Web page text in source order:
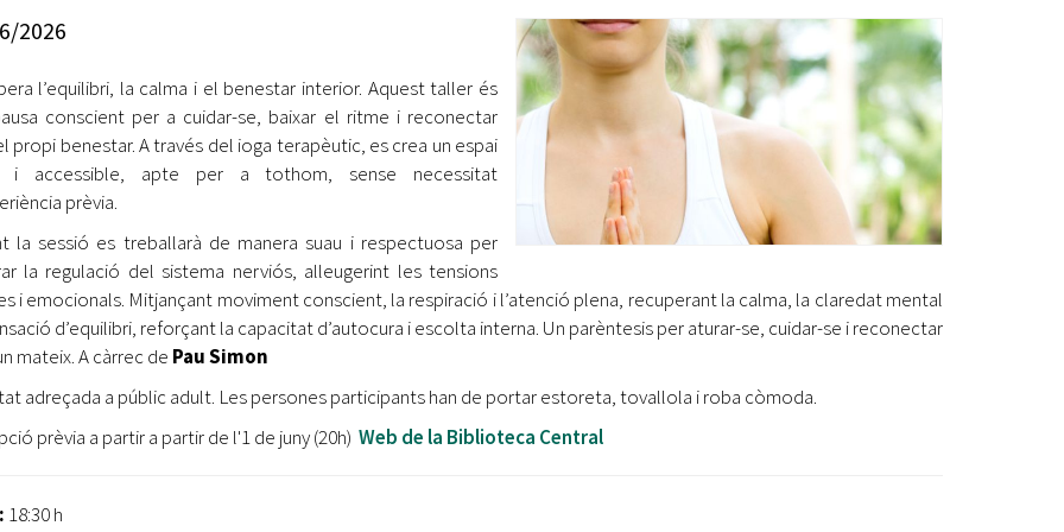
Ètica i Integritat
Retiment de Comptes
Accés a Informació Pública
Dades Obertes
jove 2026
Cerdanyola opta a més de 5 milions d'euros del Pla de
Barris per transformar les Fontetes, Quatre Cantons i
l'entorn de l'avinguda Catalunya
El FIT presenta el cartell de la seva 16a edició i dona el
tret de sortida al festival
L’Ajuntament reparteix ulleres gratuïtes per veure
l'eclipsi solar
Entitats
Equipaments
Mercats Municipals
2026
l’equilibri, la calma i el benestar interior. Aquest taller és
conscient per a cuidar-se, baixar el ritme i reconectar
propi benestar. A través del ioga terapèutic, es crea un espai
i accessible, apte per a tothom, sense necessitat
prèvia.
la sessió es treballarà de manera suau i respectuosa per
la regulació del sistema nerviós, alleugerint les tensions
i emocionals. Mitjançant moviment conscient, la respiració i l’atenció plena, recuperant la calma, la claredat mental
d’equilibri, reforçant la capacitat d’autocura i escolta interna. Un parèntesis per aturar-se, cuidar-se i reconectar
mateix. A càrrec de Pau Simon
adreçada a públic adult. Les persones participants han de portar estoreta, tovallola i roba còmoda.
prèvia a partir a partir de l'1 de juny (20h) Web de la Biblioteca Central
18:30 h